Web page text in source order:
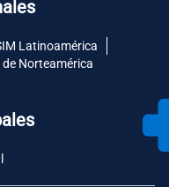
Latinoamérica
de Norteamérica